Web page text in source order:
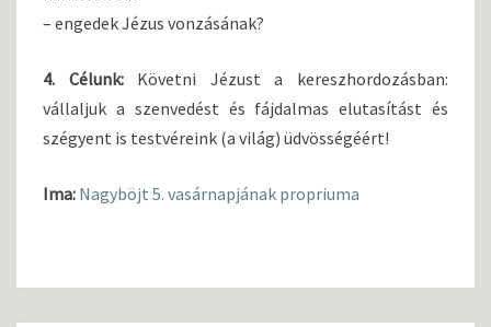
– engedek Jézus vonzásának?
4. Célunk:Követni Jézust a kereszhordozásban:
vállaljuk a szenvedést és fájdalmas elutasítást és
szégyent is testvéreink (a világ) üdvösségéért!
Ima: Nagyböjt 5. vasárnapjának propriuma